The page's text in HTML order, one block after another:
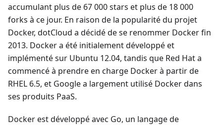
accumulant plus de 67 000 stars et plus de 18 000
forks à ce jour. En raison de la popularité du projet
Docker, dotCloud a décidé de se renommer Docker fin
2013. Docker a été initialement développé et
implémenté sur Ubuntu 12.04, tandis que Red Hat a
commencé à prendre en charge Docker à partir de
RHEL 6.5, et Google a largement utilisé Docker dans
ses produits PaaS.
Docker est développé avec Go, un langage de